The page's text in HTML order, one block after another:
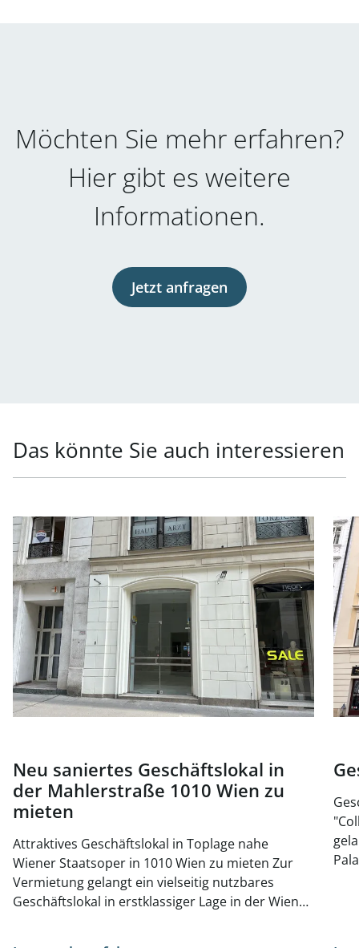
Möchten Sie mehr erfahren?
Hier gibt es weitere
Informationen.
Jetzt anfragen
Das könnte Sie auch interessieren
Link zur Seite Neu saniertes Geschäftslokal in der
Neu saniertes Geschäftslokal in
der Mahlerstraße 1010 Wien zu
mieten
Attraktives Geschäftslokal in Toplage nahe
Wiener Staatsoper in 1010 Wien zu mieten Zur
Vermietung gelangt ein vielseitig nutzbares
Geschäftslokal in erstklassiger Lage in der Wiener